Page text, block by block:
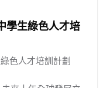
學生綠色人才培
色人才培訓計劃